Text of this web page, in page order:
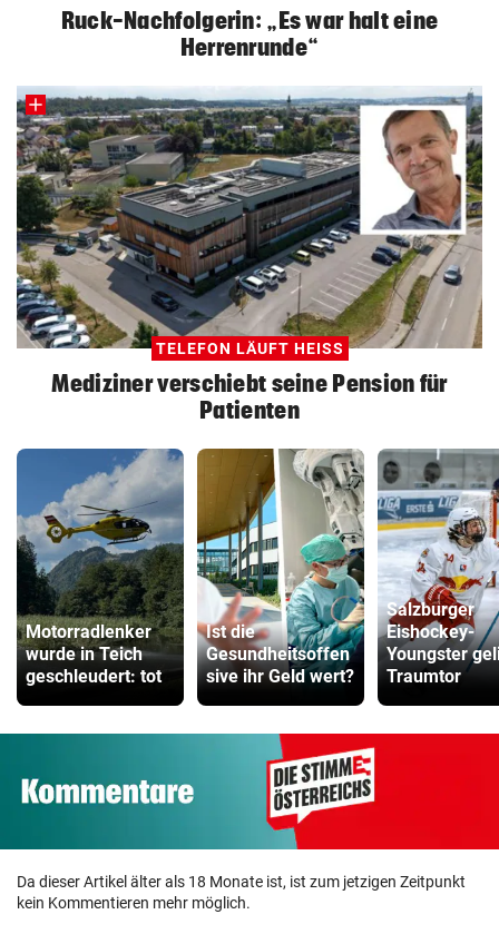
Ruck-Nachfolgerin: „Es war halt eine
Herrenrunde“
TELEFON LÄUFT HEISS
Mediziner verschiebt seine Pension für
Patienten
Motorradlenker
wurde in Teich
geschleudert: tot
Ist die
Gesundheitsoffen
sive ihr Geld wert?
Salzburger
Eishockey-
Youngster
Traumtor
Da dieser Artikel älter als 18 Monate ist, ist zum jetzigen Zeitpunkt
kein Kommentieren mehr möglich.